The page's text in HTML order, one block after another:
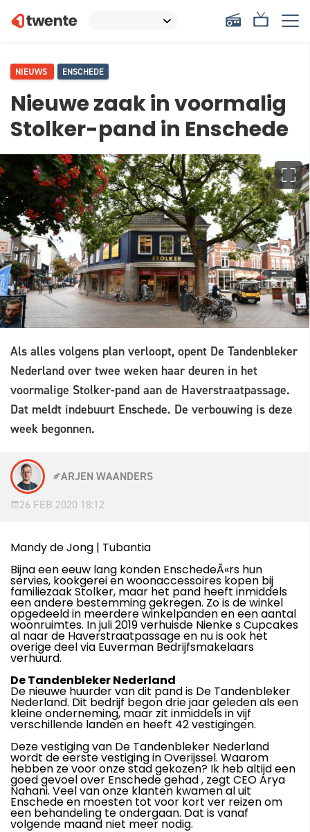
NIEUWS ENSCHEDE
Nieuwe zaak in voormalig
Stolker-pand in Enschede
Als alles volgens plan verloopt, opent De Tandenbleker
Nederland over twee weken haar deuren in het
voormalige Stolker-pand aan de Haverstraatpassage.
Dat meldt indebuurt Enschede. De verbouwing is deze
week begonnen.
ARJEN WAANDERS
26 FEB 2020 18:12
Mandy de Jong | Tubantia
Bijna een eeuw lang konden EnschedeÃ«rs hun
servies, kookgerei en woonaccessoires kopen bij
familiezaak Stolker, maar het pand heeft inmiddels
een andere bestemming gekregen. Zo is de winkel
opgedeeld in meerdere winkelpanden en een aantal
woonruimtes. In juli 2019 verhuisde Nienke s Cupcakes
al naar de Haverstraatpassage en nu is ook het
overige deel via Euverman Bedrijfsmakelaars
verhuurd.
De Tandenbleker Nederland
De nieuwe huurder van dit pand is De Tandenbleker
Nederland. Dit bedrijf begon drie jaar geleden als een
kleine onderneming, maar zit inmiddels in vijf
verschillende landen en heeft 42 vestigingen.
Deze vestiging van De Tandenbleker Nederland
wordt de eerste vestiging in Overijssel. Waarom
hebben ze voor onze stad gekozen? Ik heb altijd een
goed gevoel over Enschede gehad , zegt CEO Arya
Nahani. Veel van onze klanten kwamen al uit
Enschede en moesten tot voor kort ver reizen om
een behandeling te ondergaan. Dat is vanaf
volgende maand niet meer nodig.